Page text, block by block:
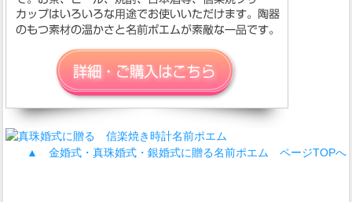
▲ 金婚式・真珠婚式・銀婚式に贈る名前ポエム ページTOPへ